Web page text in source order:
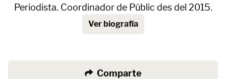
Periodista. Coordinador de Públic des del 2015.
Ver biografía
Comparte